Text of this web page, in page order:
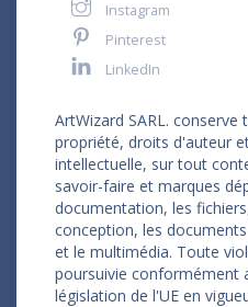
Instagram
Pinterest
LinkedIn
ArtWizard SARL. conserve
propriété, droits d'auteur
intellectuelle, sur tout
savoir-faire et marques
documentation, les
conception, les
et le multimédia. Toute
poursuivie conformément
législation de l'UE en